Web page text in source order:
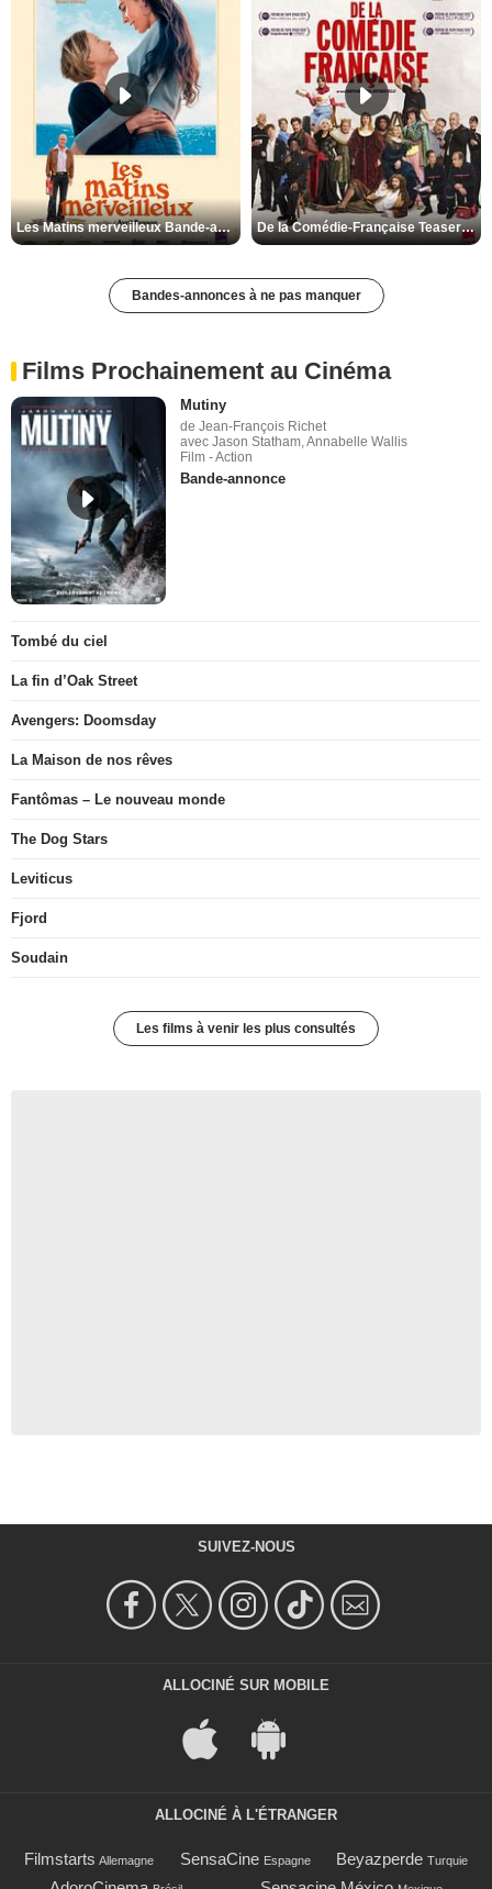
Les Matins merveilleux Bande-annonce VF De la Comédie-Française Teaser VF
Bandes-annonces à ne pas manquer
Films Prochainement au Cinéma
Mutiny
de Jean-François Richet
avec Jason Statham, Annabelle Wallis
Film - Action
Bande-annonce
Tombé du ciel
La fin d’Oak Street
Avengers: Doomsday
La Maison de nos rêves
Fantômas – Le nouveau monde
The Dog Stars
Leviticus
Fjord
Soudain
Les films à venir les plus consultés
SUIVEZ-NOUS
ALLOCINÉ SUR MOBILE
ALLOCINÉ À L'ÉTRANGER
Filmstarts Allemagne SensaCine Espagne Beyazperde Turquie